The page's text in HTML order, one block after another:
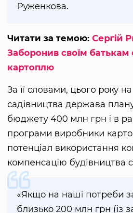
Руженкова.
Читати за темою: Сергій
Заборонив своїм батькам
картоплю
За її словами, цього року
садівництва держава
бюджету 400 млн грн і в
програми виробники
потенціал використання
компенсацію будівництва
«Якщо на наші потреби
близько 200 млн грн (із